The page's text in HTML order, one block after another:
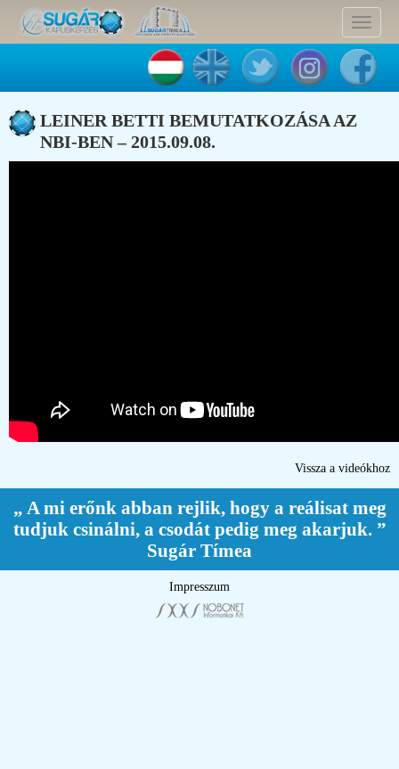
Toggle
LEINER BETTI BEMUTATKOZÁSA AZ
NBI-BEN – 2015.09.08.
Vissza a videókhoz
„ A mi erőnk abban rejlik, hogy a reálisat meg
tudjuk csinálni, a csodát pedig meg akarjuk. ”
Sugár Tímea
Impresszum